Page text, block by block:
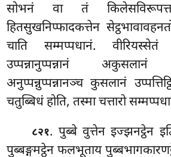
सोभनं वा तं
हितसुखनिप्फादकत्तेन
चाति सम्मप्पधानं.
उप्पन्नानुप्पन्नानं अकुसलानं
अनुप्पन्नुप्पन्नानञ्च कुसलानं
चतुब्बिधं होति, तस्मा चत्तारो
८२१. पुब्बे वुत्तेन इज्झनट्ठेन
पुब्बङ्गमट्ठेन फलभूताय